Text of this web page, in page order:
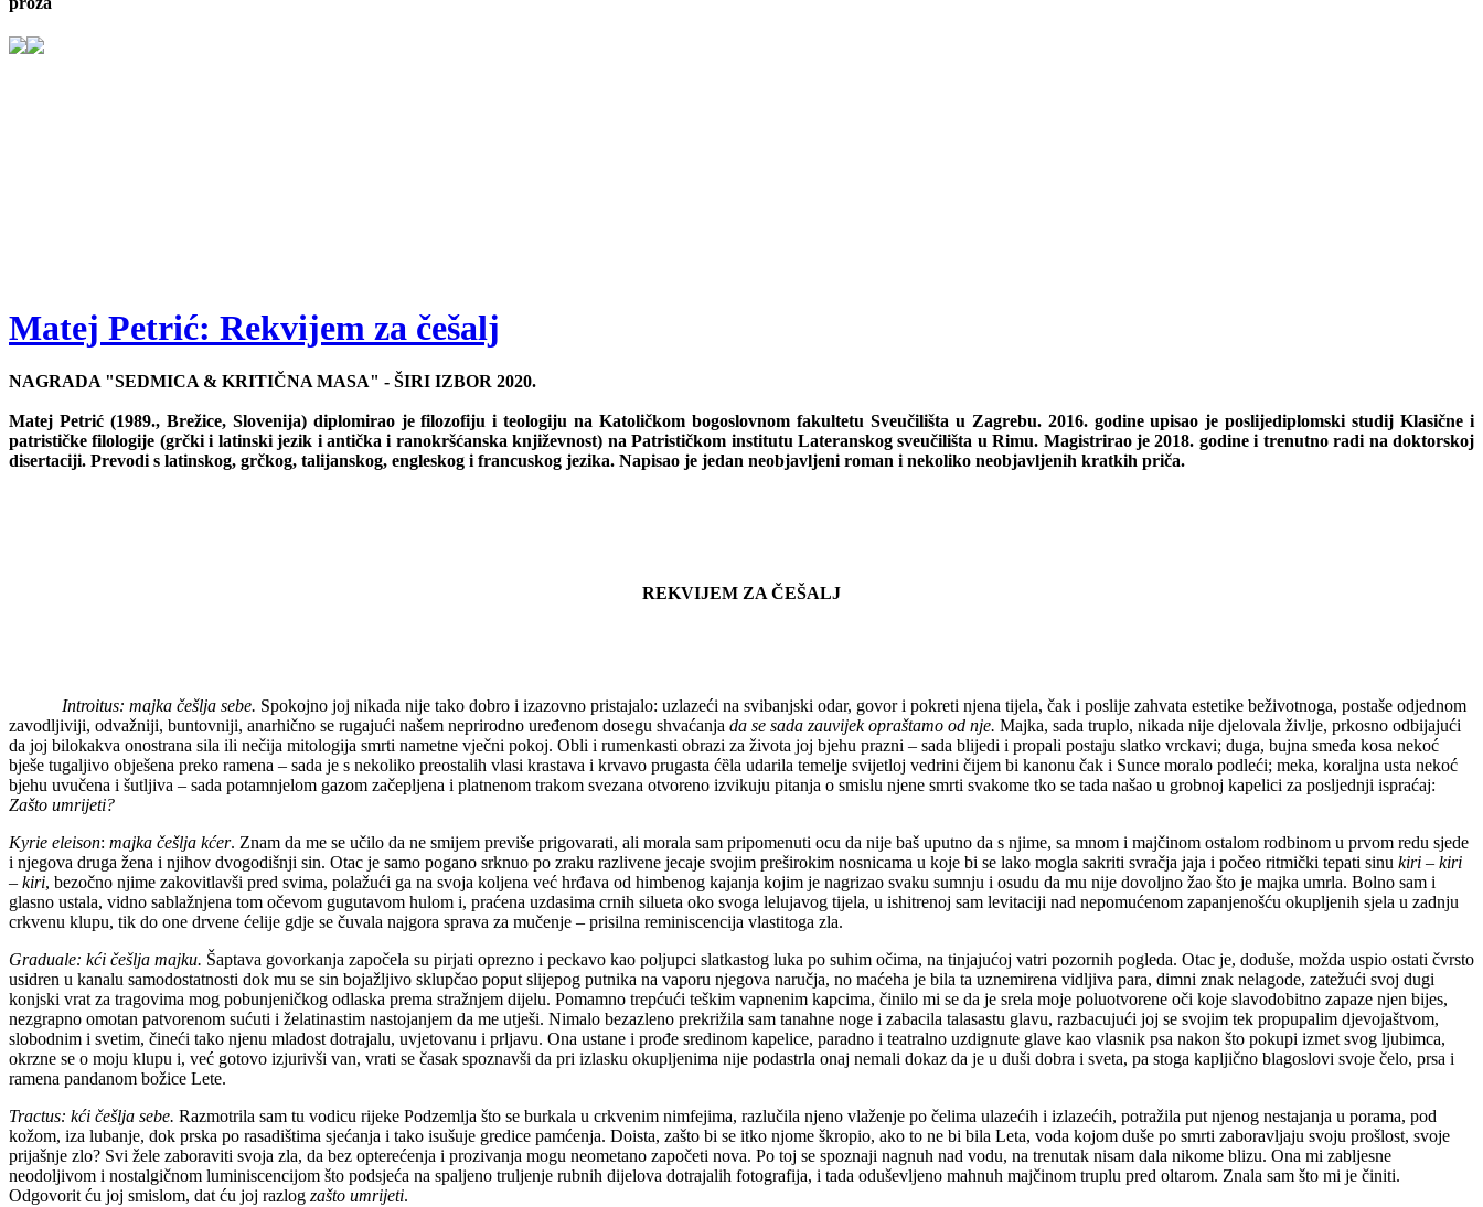
Matej Petrić: Rekvijem za češalj
NAGRADA "SEDMICA & KRITIČNA MASA" - ŠIRI IZBOR 2020.
Matej Petrić (1989., Brežice, Slovenija) diplomirao je filozofiju i teologiju na Katoličkom bogoslovnom fakultetu Sveučilišta u Zagrebu. 2016. godine upisao je poslijediplomski studij Klasične i
patrističke filologije (grčki i latinski jezik i antička i ranokršćanska književnost) na Patrističkom institutu Lateranskog sveučilišta u Rimu. Magistrirao je 2018. godine i trenutno radi na doktorskoj
disertaciji. Prevodi s latinskog, grčkog, talijanskog, engleskog i francuskog jezika. Napisao je jedan neobjavljeni roman i nekoliko neobjavljenih kratkih priča.
REKVIJEM ZA ČEŠALJ
Introitus: majka češlja sebe. Spokojno joj nikada nije tako dobro i izazovno pristajalo: uzlazeći na svibanjski odar, govor i pokreti njena tijela, čak i poslije zahvata estetike beživotnoga, postaše odjednom
zavodljiviji, odvažniji, buntovniji, anarhično se rugajući našem neprirodno uređenom dosegu shvaćanja da se sada zauvijek opraštamo od nje. Majka, sada truplo, nikada nije djelovala življe, prkosno odbijajući
da joj bilokakva onostrana sila ili nečija mitologija smrti nametne vječni pokoj. Obli i rumenkasti obrazi za života joj bjehu prazni – sada blijedi i propali postaju slatko vrckavi; duga, bujna smeđa kosa nekoć
bješe tugaljivo obješena preko ramena – sada je s nekoliko preostalih vlasi krastava i krvavo prugasta ćȅla udarila temelje svijetloj vedrini čijem bi kanonu čak i Sunce moralo podleći; meka, koraljna usta nekoć
bjehu uvučena i šutljiva – sada potamnjelom gazom začepljena i platnenom trakom svezana otvoreno izvikuju pitanja o smislu njene smrti svakome tko se tada našao u grobnoj kapelici za posljednji ispraćaj:
Zašto umrijeti?
Kyrie eleison: majka češlja kćer. Znam da me se učilo da ne smijem previše prigovarati, ali morala sam pripomenuti ocu da nije baš uputno da s njime, sa mnom i majčinom ostalom rodbinom u prvom redu sjede
i njegova druga žena i njihov dvogodišnji sin. Otac je samo pogano srknuo po zraku razlivene jecaje svojim preširokim nosnicama u koje bi se lako mogla sakriti svračja jaja i počeo ritmički tepati sinu kiri – kiri
– kiri, bezočno njime zakovitlavši pred svima, polažući ga na svoja koljena već hrđava od himbenog kajanja kojim je nagrizao svaku sumnju i osudu da mu nije dovoljno žao što je majka umrla. Bolno sam i
glasno ustala, vidno sablažnjena tom očevom gugutavom hulom i, praćena uzdasima crnih silueta oko svoga lelujavog tijela, u ishitrenoj sam levitaciji nad nepomućenom zapanjenošću okupljenih sjela u zadnju
crkvenu klupu, tik do one drvene ćelije gdje se čuvala najgora sprava za mučenje – prisilna reminiscencija vlastitoga zla.
Graduale: kći češlja majku. Šaptava govorkanja započela su pirjati oprezno i peckavo kao poljupci slatkastog luka po suhim očima, na tinjajućoj vatri pozornih pogleda. Otac je, doduše, možda uspio ostati čvrsto
usidren u kanalu samodostatnosti dok mu se sin bojažljivo sklupčao poput slijepog putnika na vaporu njegova naručja, no maćeha je bila ta uznemirena vidljiva para, dimni znak nelagode, zatežući svoj dugi
konjski vrat za tragovima mog pobunjeničkog odlaska prema stražnjem dijelu. Pomamno trepćući teškim vapnenim kapcima, činilo mi se da je srela moje poluotvorene oči koje slavodobitno zapaze njen bijes,
nezgrapno omotan patvorenom sućuti i želatinastim nastojanjem da me utješi. Nimalo bezazleno prekrižila sam tanahne noge i zabacila talasastu glavu, razbacujući joj se svojim tek propupalim djevojaštvom,
slobodnim i svetim, čineći tako njenu mladost dotrajalu, uvjetovanu i prljavu. Ona ustane i prođe sredinom kapelice, paradno i teatralno uzdignute glave kao vlasnik psa nakon što pokupi izmet svog ljubimca,
okrzne se o moju klupu i, već gotovo izjurivši van, vrati se časak spoznavši da pri izlasku okupljenima nije podastrla onaj nemali dokaz da je u duši dobra i sveta, pa stoga kapljično blagoslovi svoje čelo, prsa i
ramena pandanom božice Lete.
Tractus: kći češlja sebe. Razmotrila sam tu vodicu rijeke Podzemlja što se burkala u crkvenim nimfejima, razlučila njeno vlaženje po čelima ulazećih i izlazećih, potražila put njenog nestajanja u porama, pod
kožom, iza lubanje, dok prska po rasadištima sjećanja i tako isušuje gredice pamćenja. Doista, zašto bi se itko njome škropio, ako to ne bi bila Leta, voda kojom duše po smrti zaboravljaju svoju prošlost, svoje
prijašnje zlo? Svi žele zaboraviti svoja zla, da bez opterećenja i prozivanja mogu neometano započeti nova. Po toj se spoznaji nagnuh nad vodu, na trenutak nisam dala nikome blizu. Ona mi zabljesne
neodoljivom i nostalgičnom luminiscencijom što podsjeća na spaljeno truljenje rubnih dijelova dotrajalih fotografija, i tada oduševljeno mahnuh majčinom truplu pred oltarom. Znala sam što mi je činiti.
Odgovorit ću joj smislom, dat ću joj razlog zašto umrijeti.